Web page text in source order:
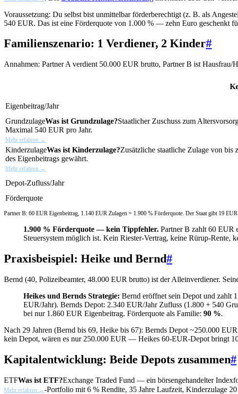
Voraussetzung: Du selbst bist unmittelbar förderberechtigt (z. B. als
540 EUR. Das ist eine Förderquote von 1.000 % — zehn Euro geschenkt
Familienszenario: 1 Verdiener, 2 Kinder#
Annahmen: Partner A verdient 50.000 EUR brutto, Partner B ist Hausfrau/
Eigenbeitrag/Jahr
GrundzulageWas ist Grundzulage?Staatlicher Zuschuss zum
Maximal 540 EUR pro Jahr.
Mehr erfahren →
KinderzulageWas ist Kinderzulage?Zusätzliche staatliche Zulage von
des Eigenbeitrags gewährt.
Mehr erfahren →
Depot-Zufluss/Jahr
Förderquote
Partner B: 60 EUR Eigenbeitrag, 1.140 EUR Zulagen = 1.900 % Förderquote. Der Staat gibt 19
1.900 % Förderquote — kein Tippfehler. Partner B zahlt 60 EUR
Steuersystem möglich ist. Kein Riester-Vertrag, keine Rürup-Rente,
Praxisbeispiel: Heike und Bernd#
Bernd (40, Polizeibeamter, 48.000 EUR brutto) ist der Alleinverdiener.
Heikes und Bernds Strategie: Bernd eröffnet sein Depot und zahlt
EUR/Jahr). Bernds Depot: 2.340 EUR/Jahr Zufluss (1.800 + 540
bei nur 1.860 EUR Eigenbeitrag. Förderquote als Familie: 90 %.
Nach 29 Jahren (Bernd bis 69, Heike bis 67): Bernds Depot ~250.000
kein Depot, wären es nur 250.000 EUR — Heikes 60-EUR-Depot bringt
Kapitalentwicklung: Beide Depots zusammen#
ETFWas ist ETF?Exchange Traded Fund — ein börsengehandelter
Mehr erfahren →-Portfolio mit 6 % Rendite, 35 Jahre Laufzeit, Kinderzulage 20